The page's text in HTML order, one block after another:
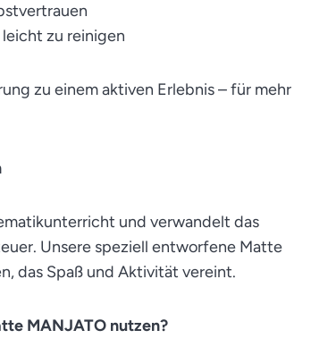
zu reinigen
zu einem aktiven Erlebnis – für mehr
und verwandelt das
Unsere speziell entworfene Matte
das Spaß und Aktivität vereint.
MANJATO nutzen?